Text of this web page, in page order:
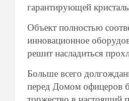
гарантирующей
Объект полностью
инновационное
решит насладиться
Больше всего
перед Домом офицеров